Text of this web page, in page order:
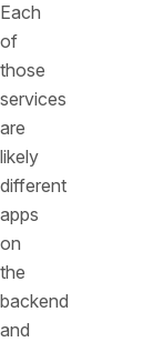
Each
of
those
services
are
likely
different
apps
on
the
backend
and